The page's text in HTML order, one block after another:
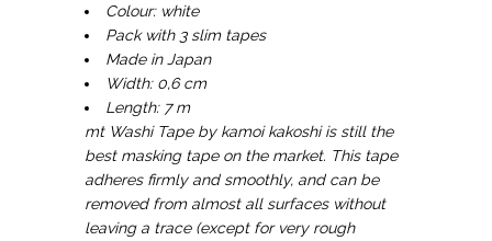
Colour: white
Pack with 3 slim tapes
Made in Japan
Width: 0,6 cm
Length: 7 m
mt Washi Tape by kamoi kakoshi is still the
best masking tape on the market. This tape
adheres firmly and smoothly, and can be
removed from almost all surfaces without
leaving a trace (except for very rough